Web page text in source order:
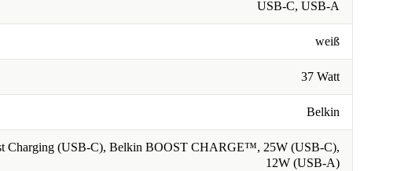
USB-C, USB-A
weiß
37 Watt
Belkin
Charging (USB-C), Belkin BOOST CHARGE™, 25W (USB-C),
12W (USB-A)